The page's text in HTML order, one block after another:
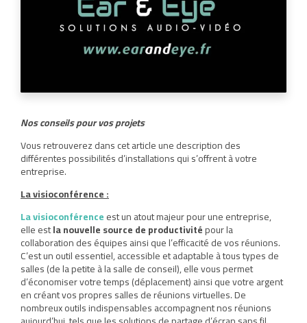
Nos conseils pour vos projets
Vous retrouverez dans cet article une description des
différentes possibilités d’installations qui s’offrent à votre
entreprise.
La visioconférence :
La visioconférenceest un atout majeur pour une entreprise,
elle estla nouvelle source de productivitépour la
collaboration des équipes ainsi que l’efficacité de vos réunions.
C’est un outil essentiel, accessible et adaptable à tous types de
salles (de la petite à la salle de conseil), elle vous permet
d’économiser votre temps (déplacement) ainsi que votre argent
en créant vos propres salles de réunions virtuelles. De
nombreux outils indispensables accompagnent nos réunions